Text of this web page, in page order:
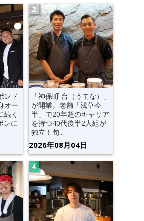
ンド
オー
続く
ンに
「神保町 台（うてな）」
が開業。老舗「浅草今
半」で20年超のキャリア
を持つ40代後半2人組が
独立！旬...
2026年08月04日